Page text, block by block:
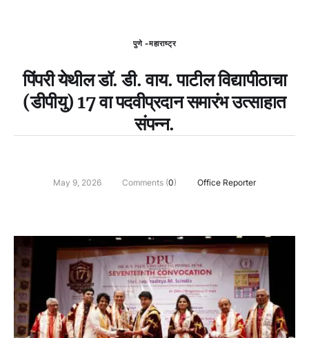
पुणे -महाराष्ट्र
पिंपरी येथील डॉ. डी. वाय. पाटील विद्यापीठाचा
(डीपीयु) 17 वा पदवीप्रदान समारंभ उत्साहात
संपन्न.
May 9, 2026 Comments (0) Office Reporter